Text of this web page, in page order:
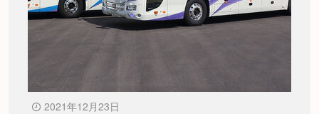
2021年12月23日